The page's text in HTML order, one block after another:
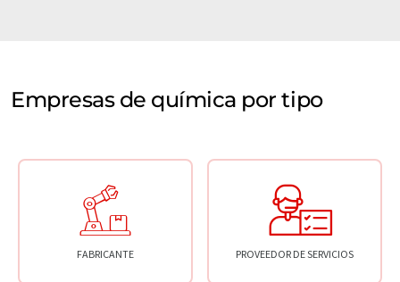
Empresas de química por tipo
FABRICANTE PROVEEDOR DE SERVICIOS